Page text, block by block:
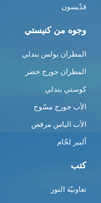
قدّيسون
وجوه من كنيستي
المطران بولس بندلي
المطران جورج خضر
كوستي بندلي
الأب جورج مسّوح
الأب الياس مرقص
ألبير لحّام
كتب
تعاونيّة النور